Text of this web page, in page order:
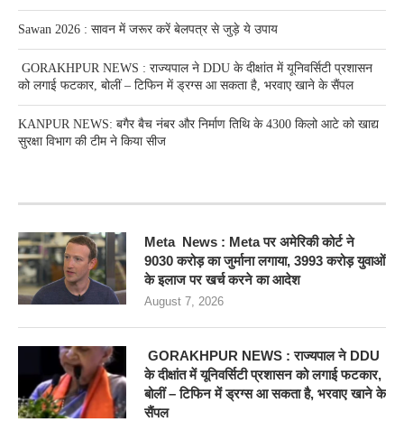
Sawan 2026 : सावन में जरूर करें बेलपत्र से जुड़े ये उपाय
GORAKHPUR NEWS : राज्यपाल ने DDU के दीक्षांत में यूनिवर्सिटी प्रशासन
को लगाई फटकार, बोलीं – टिफिन में ड्रग्स आ सकता है, भरवाए खाने के सैंपल
KANPUR NEWS: बगैर बैच नंबर और निर्माण तिथि के 4300 किलो आटे को खाद्य
सुरक्षा विभाग की टीम ने किया सीज
Meta News : Meta पर अमेरिकी कोर्ट ने
9030 करोड़ का जुर्माना लगाया, 3993 करोड़ युवाओं
के इलाज पर खर्च करने का आदेश
August 7, 2026
GORAKHPUR NEWS : राज्यपाल ने DDU
के दीक्षांत में यूनिवर्सिटी प्रशासन को लगाई फटकार,
बोलीं – टिफिन में ड्रग्स आ सकता है, भरवाए खाने के
सैंपल